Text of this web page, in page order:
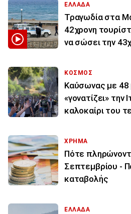
ΕΛΛΑΔΑ
Τραγωδία στα
42χρονη
να σώσει την
ΚΟΣΜΟΣ
Καύσωνας με 48
«γονατίζει» την
καλοκαίρι του
ΧΡΗΜΑ
Πότε
Σεπτεμβρίου -
καταβολής
ΕΛΛΑΔΑ